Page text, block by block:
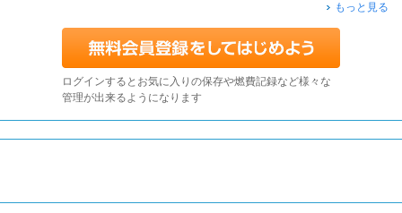
もっと見る
ログインするとお気に入りの保存や燃費記録など様々な
管理が出来るようになります